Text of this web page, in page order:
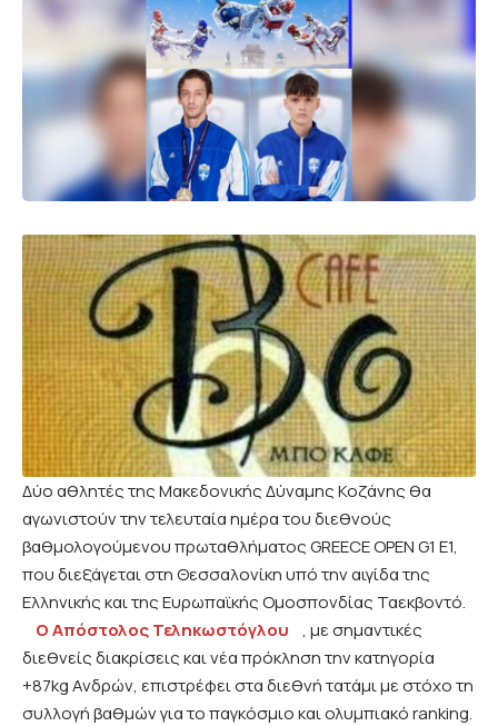
Δύο αθλητές της Μακεδονικής Δύναμης Κοζάνης θα
αγωνιστούν την τελευταία ημέρα του διεθνούς
βαθμολογούμενου πρωταθλήματος GREECE OPEN G1 E1,
που διεξάγεται στη Θεσσαλονίκη υπό την αιγίδα της
Ελληνικής και της Ευρωπαϊκής Ομοσπονδίας Ταεκβοντό.
Ο Απόστολος Τεληκωστόγλου
, με σημαντικές
διεθνείς διακρίσεις και νέα πρόκληση την κατηγορία
+87kg Ανδρών, επιστρέφει στα διεθνή τατάμι με στόχο τη
συλλογή βαθμών για το παγκόσμιο και ολυμπιακό ranking.